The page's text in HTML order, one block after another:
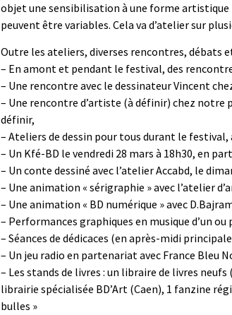
objet une sensibilisation à une forme artistique
peuvent être variables. Cela va d’atelier sur
Outre les ateliers, diverses rencontres,
– En amont et pendant le festival, des
– Une rencontre avec le dessinateur Vincent
– Une rencontre d’artiste (à définir) chez
définir,
– Ateliers de dessin pour tous durant le festival,
– Un Kfé-BD le vendredi 28 mars à 18h30, en
– Un conte dessiné avec l’atelier Accabd, le
– Une animation « sérigraphie » avec l’atelier
– Une animation « BD numérique » avec
– Performances graphiques en musique d’un
– Séances de dédicaces (en après-midi
– Un jeu radio en partenariat avec France Bleu
– Les stands de livres : un libraire de livres
librairie spécialisée BD’Art (Caen), 1 fanzine
bulles »